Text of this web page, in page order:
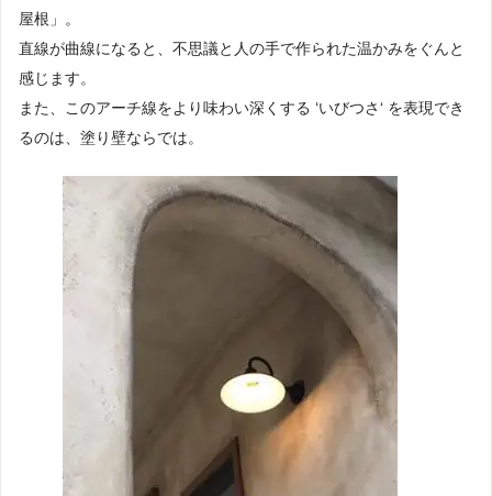
屋根」。
直線が曲線になると、不思議と人の手で作られた温かみをぐんと
感じます。
また、このアーチ線をより味わい深くする ‘いびつさ‘ を表現でき
るのは、塗り壁ならでは。